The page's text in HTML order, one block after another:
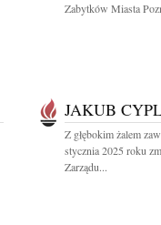
Zabytków Miasta
JAKUB
Z głębokim żalem
stycznia 2025 roku
Zarządu...